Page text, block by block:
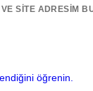
SITE ADRESIM
öğrenin.